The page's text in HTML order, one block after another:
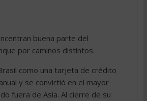
buena parte del
por caminos distintos.
como una tarjeta de crédito
y se convirtió en el mayor
fuera de Asia. Al cierre de su